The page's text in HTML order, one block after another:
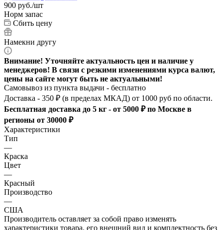
900 руб./шт
Норм запас
Сбить цену
Намекни другу
Внимание! Уточняйте актуальность цен и наличие у
менеджеров! В связи с резкими изменениями курса валют,
цены на сайте могут быть не актуальными!
Самовывоз из пункта выдачи - бесплатно
Доставка - 350 ₽ (в пределах МКАД) от 1000 руб по области.
Бесплатная доставка до 5 кг - от 5000 ₽ по Москве в
регионы от 30000 ₽
Характеристики
Тип
—
Краска
Цвет
—
Красный
Производство
—
США
Производитель оставляет за собой право изменять
характеристики товара, его внешний вид и комплектность без